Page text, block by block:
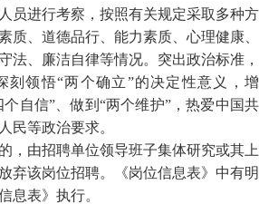
员进行考察，按照有关规定采取多种方
质、道德品行、能力素质、心理健康、
法、廉洁自律等情况。突出政治标准，
刻领悟“两个确立”的决定性意义，增
个自信”、做到“两个维护”，热爱中国共
民等政治要求。
，由招聘单位领导班子集体研究或其上
弃该岗位招聘。《岗位信息表》中有明
息表》执行。